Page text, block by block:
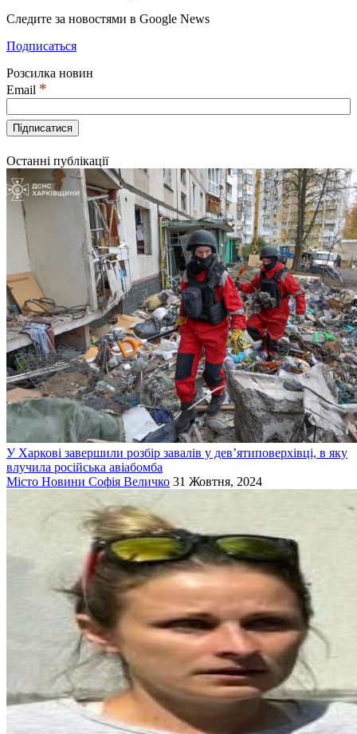
Следите за новостями в Google News
Подписаться
Розсилка новин
Email *
Останні публікації
У Харкові завершили розбір завалів у дев’ятиповерхівці, в яку
влучила російська авіабомба
Місто Новини Софія Величко 31 Жовтня, 2024